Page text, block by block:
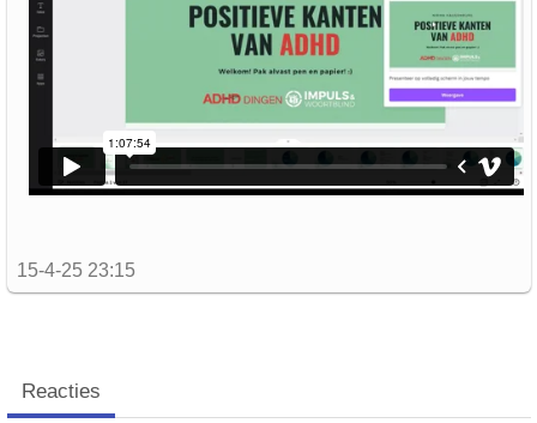
15-4-25 23:15
Reacties